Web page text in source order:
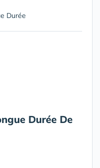
Durée
Durée De